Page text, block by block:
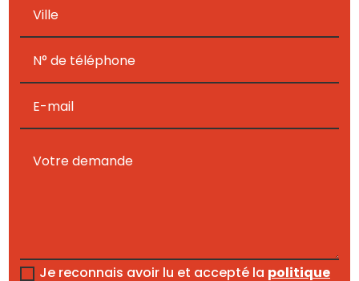
Je reconnais avoir lu et accepté la politique